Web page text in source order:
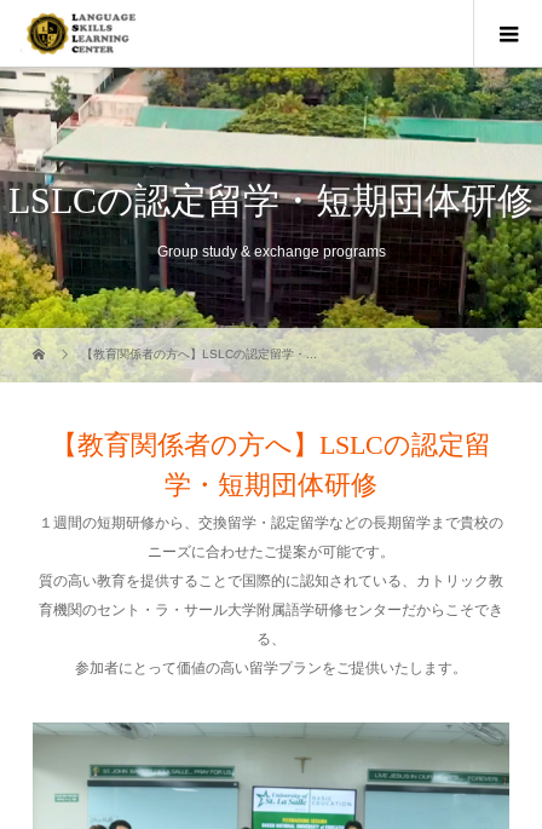
LSLCの認定留学・短期団体研修
Group study & exchange programs
【教育関係者の方へ】LSLCの認定留学・...
【教育関係者の方へ】LSLCの認定留
学・短期団体研修
１週間の短期研修から、交換留学・認定留学などの長期留学まで貴校の
ニーズに合わせたご提案が可能です。
質の高い教育を提供することで国際的に認知されている、カトリック教
育機関のセント・ラ・サール大学附属語学研修センターだからこそでき
る、
参加者にとって価値の高い留学プランをご提供いたします。